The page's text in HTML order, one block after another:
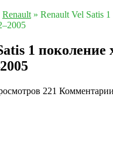
Renault » Renault Vel Satis
1 поколение
221 Комментарии